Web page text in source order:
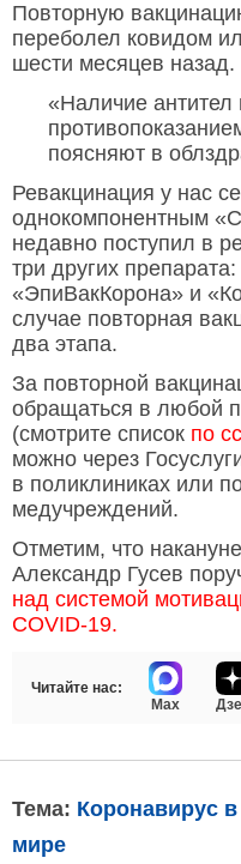
Повторную
переболел ковидом
шести месяцев назад.
«Наличие антител
поясняют в
Ревакцинация у нас
однокомпонентным
недавно поступил в
три других
«ЭпиВакКорона» и
случае повторная
два этапа.
За повторной
обращаться в любой
(смотрите список по
можно через
в поликлиниках или
медучреждений.
Отметим, что
Александр Гусев
над системой
COVID-19.
Читайте нас:
Max
Тема: Коронавирус
мире